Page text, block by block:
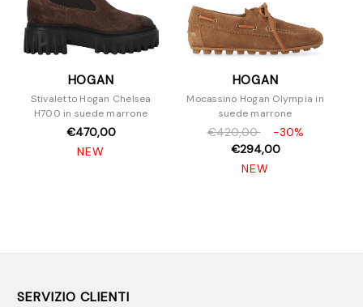
HOGAN
Stivaletto Hogan Chelsea
H700 in suede marrone
€470,00
NEW
HOGAN
Mocassino Hogan Olympia in
suede marrone
€420,00
-30%
€294,00
NEW
SERVIZIO CLIENTI